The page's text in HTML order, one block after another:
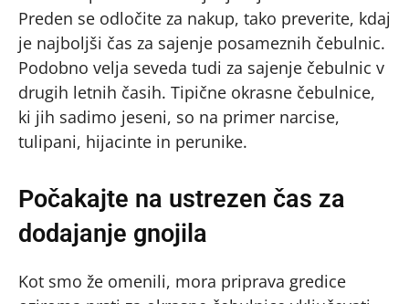
Preden se odločite za nakup, tako preverite, kdaj
je najboljši čas za sajenje posameznih čebulnic.
Podobno velja seveda tudi za sajenje čebulnic v
drugih letnih časih. Tipične okrasne čebulnice,
ki jih sadimo jeseni, so na primer narcise,
tulipani, hijacinte in perunike.
Počakajte na ustrezen čas za
dodajanje gnojila
Kot smo že omenili, mora priprava gredice